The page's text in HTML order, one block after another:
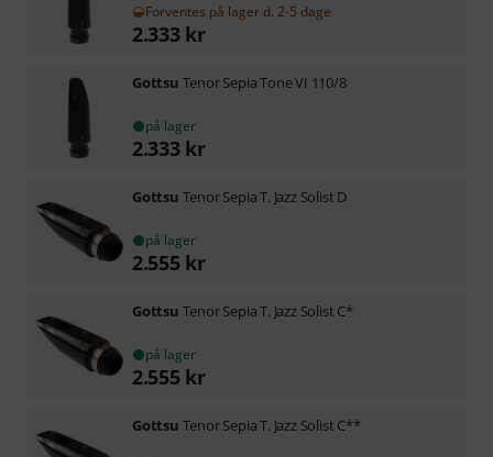
Forventes på lager d. 2-5 dage
2.333 kr
Gottsu Tenor Sepia Tone VI 110/8
på lager
2.333 kr
Gottsu Tenor Sepia T. Jazz Solist D
på lager
2.555 kr
Gottsu Tenor Sepia T. Jazz Solist C*
på lager
2.555 kr
Gottsu Tenor Sepia T. Jazz Solist C**